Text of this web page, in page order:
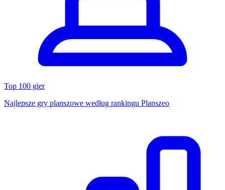
Top 100 gier
Najlepsze gry planszowe według rankingu Planszeo